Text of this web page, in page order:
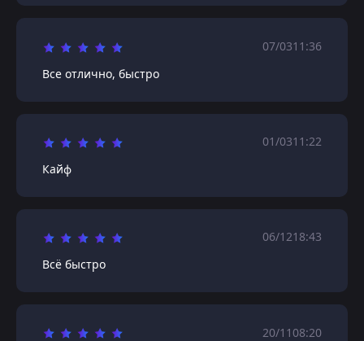
07/0311:36
Все отлично, быстро
01/0311:22
Кайф
06/1218:43
Всё быстро
20/1108:20